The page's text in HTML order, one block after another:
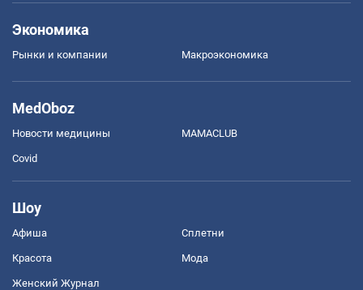
Экономика
Рынки и компании Mакроэкономика
MedOboz
Новости медицины MAMACLUB
Covid
Шоу
Афиша Сплетни
Красота Мода
Женский Журнал